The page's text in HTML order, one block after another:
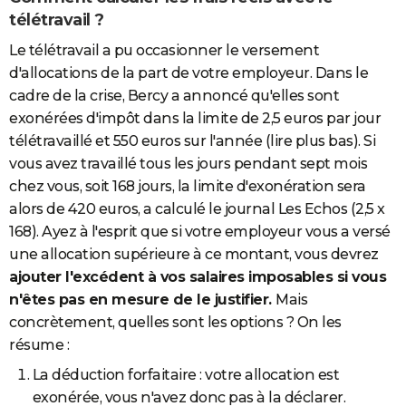
télétravail ?
Le télétravail a pu occasionner le versement
d'allocations de la part de votre employeur. Dans le
cadre de la crise, Bercy a annoncé qu'elles sont
exonérées d'impôt dans la limite de 2,5 euros par jour
télétravaillé et 550 euros sur l'année (lire plus bas). Si
vous avez travaillé tous les jours pendant sept mois
chez vous, soit 168 jours, la limite d'exonération sera
alors de 420 euros, a calculé le journal Les Echos (2,5 x
168). Ayez à l'esprit que si votre employeur vous a versé
une allocation supérieure à ce montant, vous devrez
ajouter l'excédent à vos salaires imposables si vous
n'êtes pas en mesure de le justifier. Mais
concrètement, quelles sont les options ? On les
résume :
La déduction forfaitaire : votre allocation est
exonérée, vous n'avez donc pas à la déclarer.